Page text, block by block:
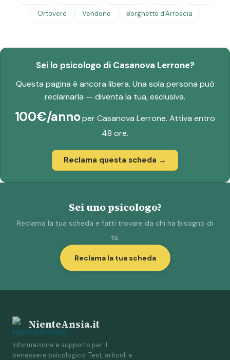
Ortovero Vendone Borghetto d'Arroscia
Sei lo psicologo di Casanova Lerrone?
Questa pagina è ancora libera. Una sola persona può
reclamarla — diventa la tua, esclusiva.
100€/annoper Casanova Lerrone. Attiva entro
48 ore.
Reclama questa scheda →
Sei uno psicologo?
Reclama la tua scheda e fatti trovare da chi ha bisogno di
te.
Reclama la tua scheda
NienteAnsia.it
Informazione e supporto per il
benessere psicologico. Test, articoli e